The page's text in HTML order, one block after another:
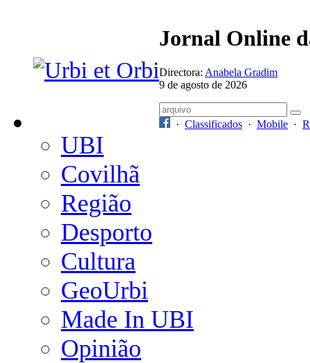
Jornal Online
Directora: Anabela Gradim
9 de agosto de 2026
· Classificados · Mobile ·
UBI
Covilhã
Região
Desporto
Cultura
GeoUrbi
Made In UBI
Opinião